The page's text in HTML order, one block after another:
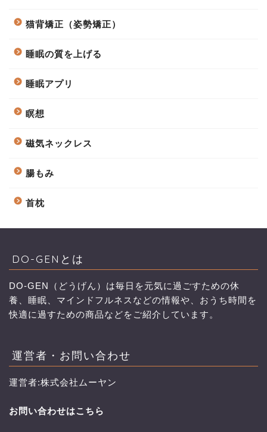
猫背矯正（姿勢矯正）
睡眠の質を上げる
睡眠アプリ
瞑想
磁気ネックレス
腸もみ
首枕
DO-GENとは
DO-GEN（どうげん）は毎日を元気に過ごすための休
養、睡眠、マインドフルネスなどの情報や、おうち時間を
快適に過すための商品などをご紹介しています。
運営者・お問い合わせ
運営者:株式会社ムーヤン
お問い合わせはこちら